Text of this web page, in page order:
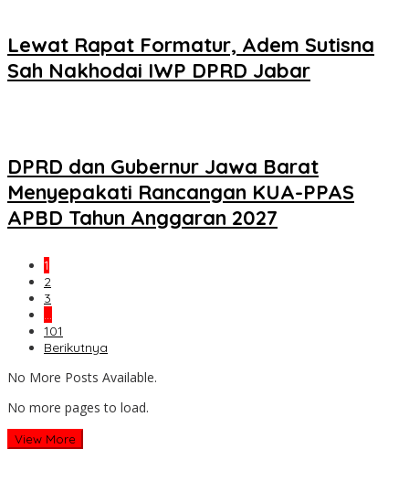
Lewat Rapat Formatur, Adem Sutisna
Sah Nakhodai IWP DPRD Jabar
DPRD dan Gubernur Jawa Barat
Menyepakati Rancangan KUA-PPAS
APBD Tahun Anggaran 2027
1
2
3
…
101
Berikutnya
No More Posts Available.
No more pages to load.
View More